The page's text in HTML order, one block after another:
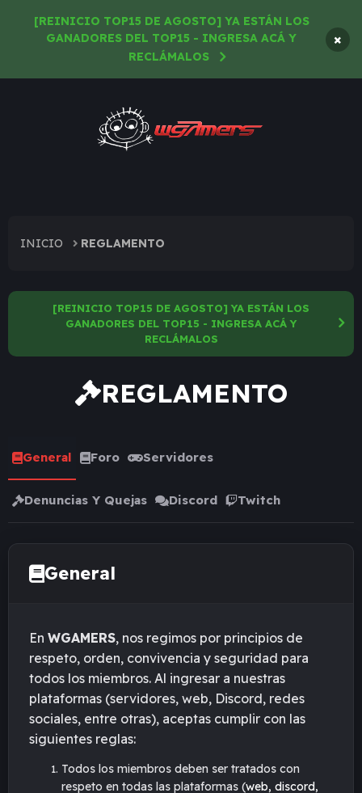
[REINICIO TOP15 DE AGOSTO] YA ESTÁN LOS
GANADORES DEL TOP15 - INGRESA ACÁ Y
RECLÁMALOS
×
INICIO REGLAMENTO
[REINICIO TOP15 DE AGOSTO] YA ESTÁN LOS
GANADORES DEL TOP15 - INGRESA ACÁ Y
RECLÁMALOS
REGLAMENTO
General Foro Servidores
Denuncias Y Quejas Discord Twitch
General
En WGAMERS, nos regimos por principios de
respeto, orden, convivencia y seguridad para
todos los miembros. Al ingresar a nuestras
plataformas (servidores, web, Discord, redes
sociales, entre otras), aceptas cumplir con las
siguientes reglas:
Todos los miembros deben ser tratados con
respeto en todas las plataformas (web, discord,